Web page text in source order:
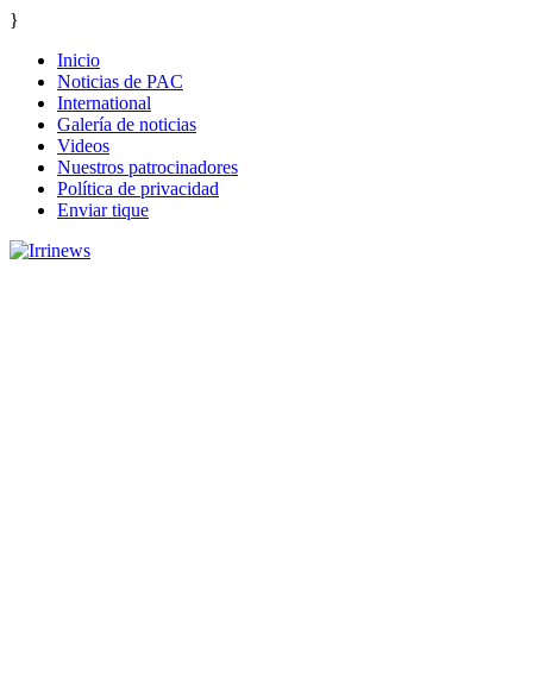
}
Inicio
Noticias de PAC
International
Galería de noticias
Videos
Nuestros patrocinadores
Política de privacidad
Enviar tique